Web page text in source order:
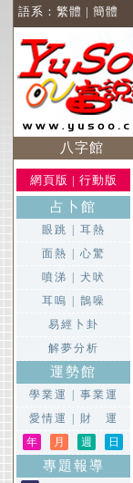
語系： 繁體 | 簡體
八字館
網頁版 | 行動版
占卜館
眼跳
耳熱
面熱
心驚
噴涕
犬吠
耳嗚
鵲噪
易經卜卦
解夢分析
運勢館
學業運
事業運
愛情運
財 運
年
月 週 日
專題報導